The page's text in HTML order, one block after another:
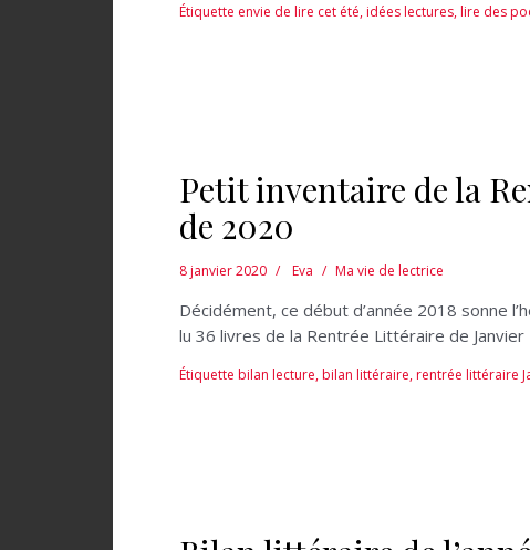
Étiquette envie de lire cet été,idées lectures,lire des
Petit inventaire de la
de 2020
8 janvier 2020 Eva Ma vie de lectrice
Décidément, ce début d’année 2018 sonne
lu 36 livres de la Rentrée Littéraire de
Étiquette bilan lecture,bilan littéraire,rentrée littéraire